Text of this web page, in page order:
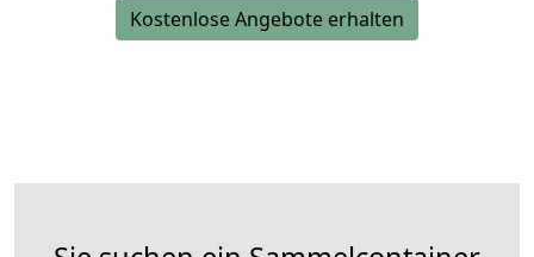
Kostenlose Angebote erhalten